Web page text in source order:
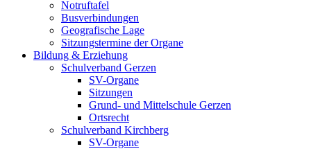
Notruftafel
Busverbindungen
Geografische Lage
Sitzungstermine der Organe
Bildung & Erziehung
Schulverband Gerzen
SV-Organe
Sitzungen
Grund- und Mittelschule Gerzen
Ortsrecht
Schulverband Kirchberg
SV-Organe